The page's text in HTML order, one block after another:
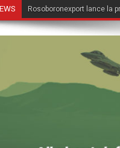
Rosoboronexport lance la